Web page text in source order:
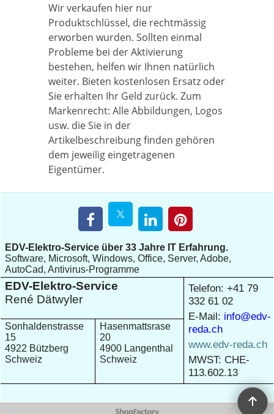
Wir verkaufen hier nur
Produktschlüssel, die rechtmässig
erworben wurden. Sollten einmal
Probleme bei der Aktivierung
bestehen, helfen wir Ihnen natürlich
weiter. Bieten kostenlosen Ersatz oder
Sie erhalten Ihr Geld zurück. Zum
Markenrecht: Alle Abbildungen, Logos
usw. die Sie in der
Artikelbeschreibung finden gehören
dem jeweilig eingetragenen
Eigentümer.
EDV-Elektro-Service über 33 Jahre IT Erfahrung.
Software, Microsoft, Windows, Office, Server, Adobe,
AutoCad, Antivirus-Programme
EDV-Elektro-Service
René Dätwyler
Telefon: +41 79
332 61 02
E-Mail: info@edv-
reda.ch
www.edv-reda.ch
MWST: CHE-
113.602.13
Sonhaldenstrasse
15
4922 Bützberg
Schweiz
Hasenmattsrase
20
4900 Langenthal
Schweiz
WebShop erstellt mit